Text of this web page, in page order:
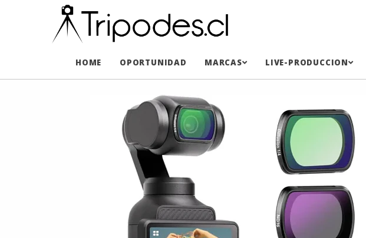
HOME OPORTUNIDAD MARCAS LIVE-PRODUCCION